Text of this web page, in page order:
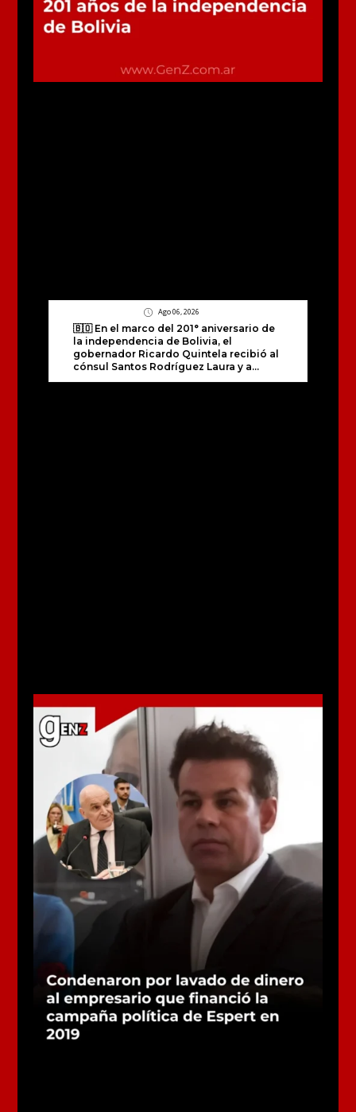
Ago 06, 2026
🇧🇴 En el marco del 201° aniversario de
la independencia de Bolivia, el
gobernador Ricardo Quintela recibió al
cónsul Santos Rodríguez Laura y a...